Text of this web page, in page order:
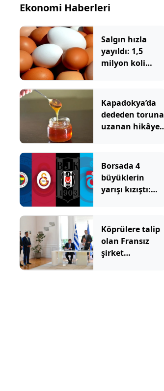
Ekonomi Haberleri
Salgın hızla
yayıldı: 1,5
milyon koli
Kapadokya’da
dededen toruna
uzanan hikâye:
Borsada 4
büyüklerin
yarışı kızıştı:
takım Beşiktaş
Köprülere talip
olan Fransız
şirket